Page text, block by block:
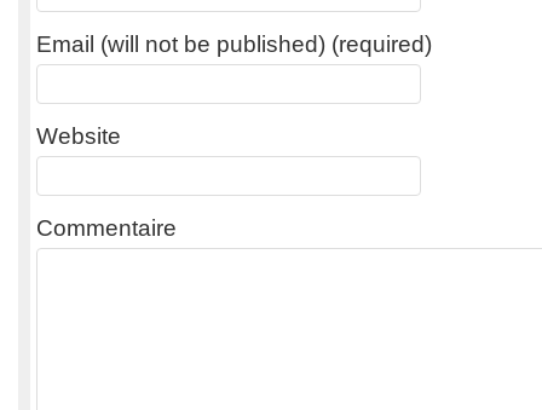
Email (will not be published) (required)
Website
Commentaire